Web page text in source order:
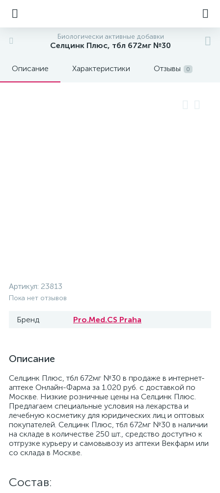
Биологически активные добавки
Селцинк Плюс, тбл 672мг №30
Описание Характеристики Отзывы 0
Артикул: 23813
Пока нет отзывов
Бренд Pro.Med.CS Praha
Описание
Селцинк Плюс, тбл 672мг №30 в продаже в интернет-
аптеке Онлайн-Фарма за 1.020 руб. с доставкой по
Москве. Низкие розничные цены на Селцинк Плюс.
Предлагаем специальные условия на лекарства и
лечебную косметику для юридических лиц и оптовых
покупателей. Селцинк Плюс, тбл 672мг №30 в наличии
на складе в количестве 250 шт., средство доступно к
отгрузке курьеру и самовывозу из аптеки Векфарм или
со склада в Москве.
Cостав: